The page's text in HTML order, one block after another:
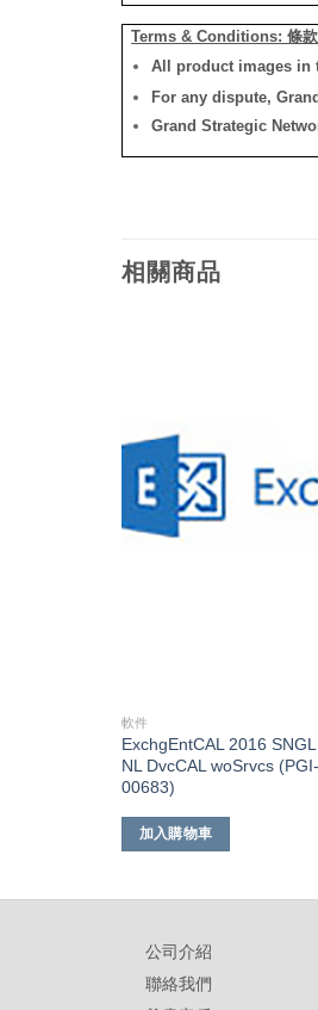
Terms & Conditions: 條
All product images in
For any dispute,
Grand Strategic
相關商品
軟件
ExchgEntCAL 2016
NL DvcCAL woSrvcs (PGI-
00683)
加入購物車
公司介紹
聯絡我們